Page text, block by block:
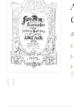
[...]